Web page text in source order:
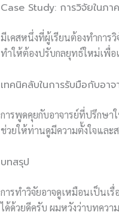
Case Study: การวิจัยในภา
มีเคสหนึ่งที่ผู้เรียนต้องทำการ
ทำให้ต้องปรับกลยุทธ์ใหม่เพื่อ
เทคนิคลับในการรับมือกับอาจ
การพูดคุยกับอาจารย์ที่ปรึกษา
ช่วยให้ท่านดูมีความตั้งใจและ
บทสรุป
การทำวิจัยอาจดูเหมือนเป็นเ
ได้ด้วยดีครับ ผมหวังว่าบทคว